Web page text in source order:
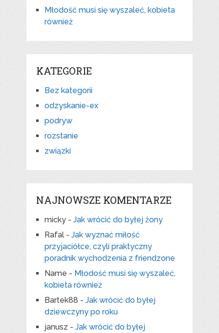
Młodość musi się wyszaleć, kobieta
również
KATEGORIE
Bez kategorii
odzyskanie-ex
podryw
rozstanie
związki
NAJNOWSZE KOMENTARZE
micky- Jak wrócić do byłej żony
Rafal- Jak wyznać miłość
przyjaciółce, czyli praktyczny
poradnik wychodzenia z friendzone
Name - Młodość musi się wyszaleć,
kobieta również
Bartek88 - Jak wrócić do byłej
dziewczyny po roku
janusz - Jak wrócić do byłej